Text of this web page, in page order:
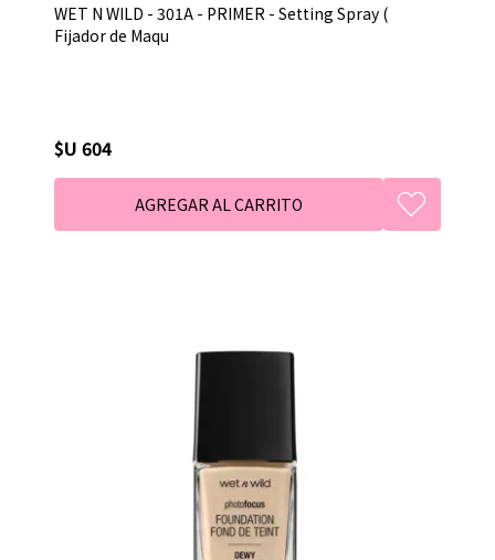
WET N WILD - 301A - PRIMER - Setting Spray (
Fijador de Maqu
$U 604